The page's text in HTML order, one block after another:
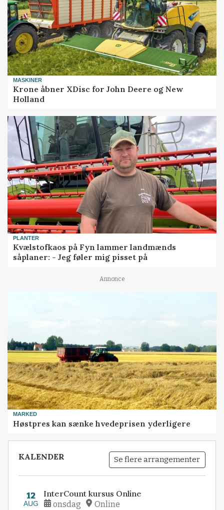
MASKINER
Krone åbner XDisc for John Deere og New
Holland
PLANTER
Kvælstofkaos på Fyn lammer landmænds
såplaner: - Jeg føler mig pisset på
Annonce
MARKED
Høstpres kan sænke hvedeprisen yderligere
KALENDER Se flere arrangementer
12
AUG
InterCount kursus Online
onsdag Online